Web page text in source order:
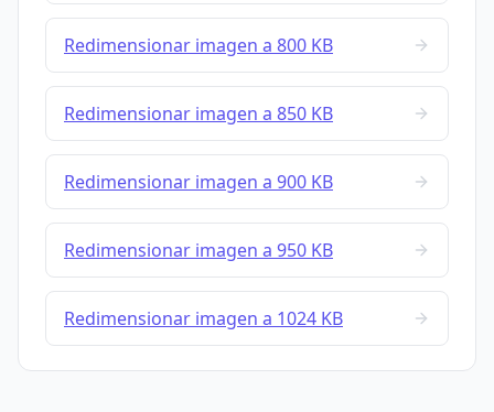
Redimensionar imagen a 800 KB
Redimensionar imagen a 850 KB
Redimensionar imagen a 900 KB
Redimensionar imagen a 950 KB
Redimensionar imagen a 1024 KB